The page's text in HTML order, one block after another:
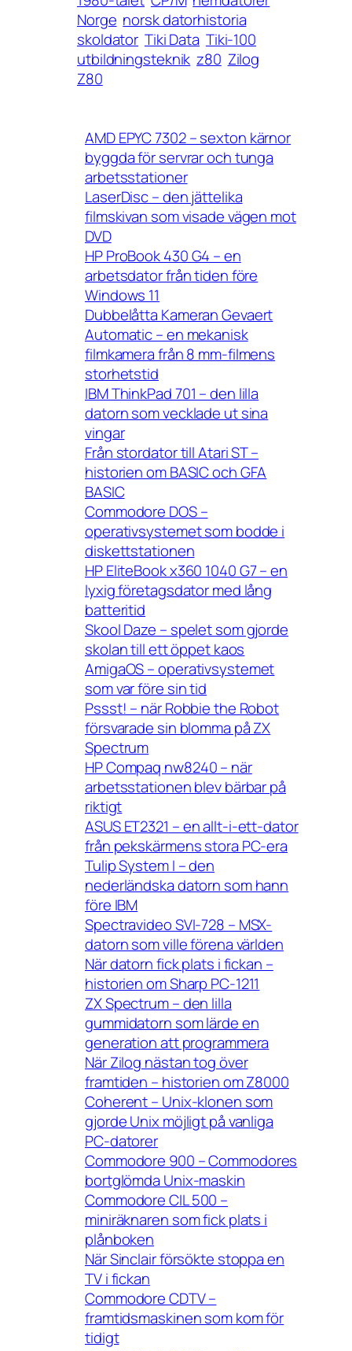
Norge norsk datorhistoria
skoldator Tiki Data Tiki-100
utbildningsteknik z80 Zilog
Z80
AMD EPYC 7302 – sexton kärnor
byggda för servrar och tunga
arbetsstationer
LaserDisc – den jättelika
filmskivan som visade vägen mot
DVD
HP ProBook 430 G4 – en
arbetsdator från tiden före
Windows 11
Dubbelåtta Kameran Gevaert
Automatic – en mekanisk
filmkamera från 8 mm-filmens
storhetstid
IBM ThinkPad 701 – den lilla
datorn som vecklade ut sina
vingar
Från stordator till Atari ST –
historien om BASIC och GFA
BASIC
Commodore DOS –
operativsystemet som bodde i
diskettstationen
HP EliteBook x360 1040 G7 – en
lyxig företagsdator med lång
batteritid
Skool Daze – spelet som gjorde
skolan till ett öppet kaos
AmigaOS – operativsystemet
som var före sin tid
Pssst! – när Robbie the Robot
försvarade sin blomma på ZX
Spectrum
HP Compaq nw8240 – när
arbetsstationen blev bärbar på
riktigt
ASUS ET2321 – en allt-i-ett-dator
från pekskärmens stora PC-era
Tulip System I – den
nederländska datorn som hann
före IBM
Spectravideo SVI-728 – MSX-
datorn som ville förena världen
När datorn fick plats i fickan –
historien om Sharp PC-1211
ZX Spectrum – den lilla
gummidatorn som lärde en
generation att programmera
När Zilog nästan tog över
framtiden – historien om Z8000
Coherent – Unix-klonen som
gjorde Unix möjligt på vanliga
PC-datorer
Commodore 900 – Commodores
bortglömda Unix-maskin
Commodore CIL 500 –
miniräknaren som fick plats i
plånboken
När Sinclair försökte stoppa en
TV i fickan
Commodore CDTV –
framtidsmaskinen som kom för
tidigt